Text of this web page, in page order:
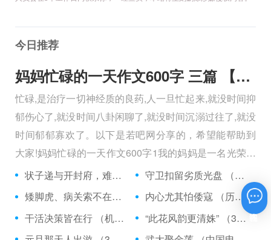
今日推荐
妈妈忙碌的一天作文600字 三篇 【600字】
忙碌,是治疗一切神经质的良药,人一旦忙起来,就没时间抑
郁伤心了,就没时间八卦闲聊了,就没时间沉溺过往了,就没
时间郁郁寡欢了。以下是若吧网分享的，希望能帮助到
大家!妈妈忙碌的一天作文600字1我的妈妈是一名光荣的
人民警察，她总有做不完的事情。
状子递与开封府，难忍怒气心中生 （5字口语）
守卫扣留劣质光盘 （5字常言）
矮脚虎、病关索不在，智多星、行者前往此处 （七字俗语）
内心尤其怕倭寇 （历法用语一卷帘）
干活决策皆在行 （机构简称二）
“此花风韵更清姝” （3字手机品牌）